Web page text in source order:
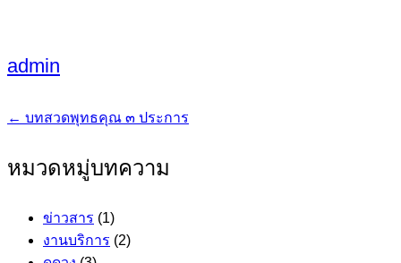
admin
แนะแนว
เรื่อง
← บทสวดพุทธคุณ ๓ ประการ
หมวดหมู่บทความ
ข่าวสาร (1)
งานบริการ (2)